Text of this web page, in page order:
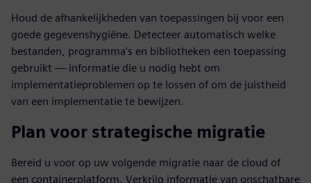
Houd de afhankelijkheden van toepassingen bij voor een
goede gegevenshygiëne. Detecteer automatisch welke
bestanden, programma's en bibliotheken een toepassing
gebruikt — informatie die u nodig hebt om
implementatieproblemen op te lossen of om de juistheid
van een implementatie te bewijzen.
Plan voor strategische migratie
Bereid u voor op uw volgende migratie naar de cloud of
een containerplatform. Verkrijg informatie van onschatbare